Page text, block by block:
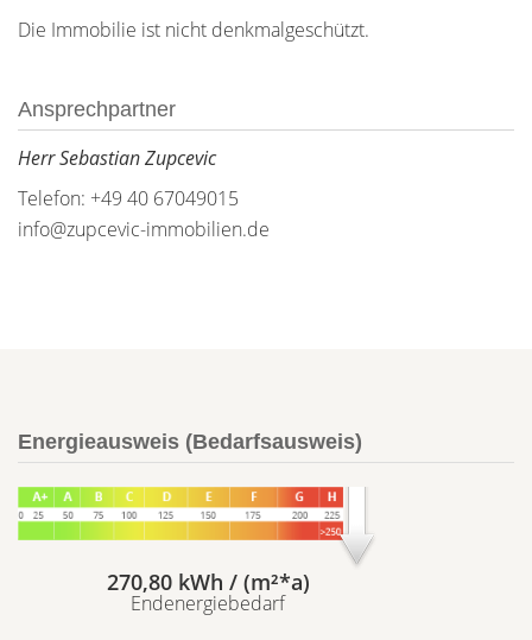
Die Immobilie ist nicht denkmalgeschützt.
Ansprechpartner
Herr Sebastian Zupcevic
Telefon: +49 40 67049015
info@zupcevic-immobilien.de
Energieausweis (Bedarfsausweis)
270,80 kWh / (m²*a)
Endenergiebedarf